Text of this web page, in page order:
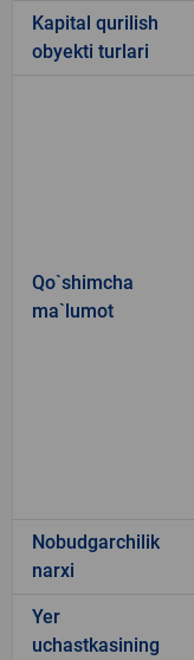
Kapital qurilish
obyekti turlari
Qo`shimcha
ma`lumot
Nobudgarchilik
narxi
Yer
uchastkasining